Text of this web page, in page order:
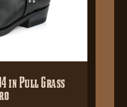
in Pull Grass